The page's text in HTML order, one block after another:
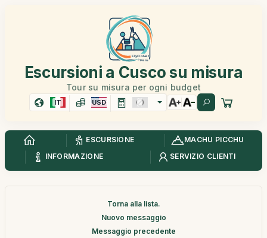
Escursioni a Cusco su misura
Tour su misura per ogni budget
IT USD
ESCURSIONE
MACHU PICCHU
INFORMAZIONE
SERVIZIO CLIENTI
Torna alla lista.
Nuovo messaggio
Messaggio precedente